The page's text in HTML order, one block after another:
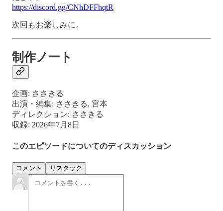
https://discord.gg/CNhDFFhqtR
次回もお楽しみに。
制作ノート
企画: ささきる
出演・編集: ささきる, 宮本
ディレクション: ささきる
収録: 2026年7月8日
このエピソードについてのディスカッション
コメント リスタック